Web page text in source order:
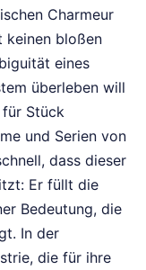
Charmeur
keinen bloßen
eines
überleben will
Stück
und Serien von
dass dieser
Er füllt die
Bedeutung, die
In der
die für ihre